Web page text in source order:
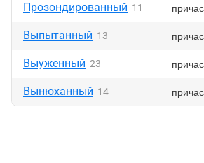
Прозондированный 11
Выпытанный 13
Выуженный 23
Вынюханный 14